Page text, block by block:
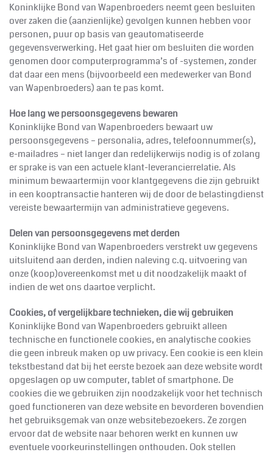
KoninklijkeBond van Wapenbroeders neemt geen besluiten
over zaken die (aanzienlijke) gevolgen kunnen hebben voor
personen, puur op basis van geautomatiseerde
gegevensverwerking. Het gaat hier om besluiten die worden
genomen door computerprogramma’s of -systemen, zonder
dat daar een mens (bijvoorbeeld een medewerker van Bond
van Wapenbroeders) aan te pas komt.
Hoe lang we persoonsgegevens bewaren
KoninklijkeBond van Wapenbroeders bewaart uw
persoonsgegevens – personalia, adres, telefoonnummer(s),
e-mailadres – niet langer dan redelijkerwijs nodig is of zolang
er sprake is van een actuele klant-leverancierrelatie. Als
minimum bewaartermijn voor klantgegevens die zijn gebruikt
in een kooptransactie hanteren wij de door de belastingdienst
vereiste bewaartermijn van administratieve gegevens.
Delen van persoonsgegevens met derden
KoninklijkeBond van Wapenbroeders verstrekt uw gegevens
uitsluitend aan derden, indien naleving c.q. uitvoering van
onze (koop)overeenkomst met u dit noodzakelijk maakt of
indien de wet ons daartoe verplicht.
Cookies, of vergelijkbare technieken, die wij gebruiken
KoninklijkeBond van Wapenbroeders gebruikt alleen
technische en functionele cookies, en analytische cookies
die geen inbreuk maken op uw privacy. Een cookie is een klein
tekstbestand dat bij het eerste bezoek aan deze website wordt
opgeslagen op uw computer, tablet of smartphone. De
cookies die we gebruiken zijn noodzakelijk voor het technisch
goed functioneren van deze website en bevorderen bovendien
het gebruiksgemak van onze websitebezoekers. Ze zorgen
ervoor dat de website naar behoren werkt en kunnen uw
eventuele voorkeurinstellingen onthouden. Ook stellen